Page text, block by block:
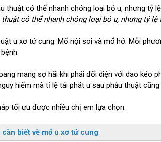
thuật có thể nhanh chóng loại bỏ u, nhưng tỷ lệ
u xơ tử cung: Mổ nội soi và mổ hở. Mỗi
mang sợ hãi khi phải đối diện với dao kéo
hiểm mà tỉ lệ tái phát u sau phẫu thuật
tối ưu được nhiều chị em lựa chọn.
biết về mổ u xơ tử cung